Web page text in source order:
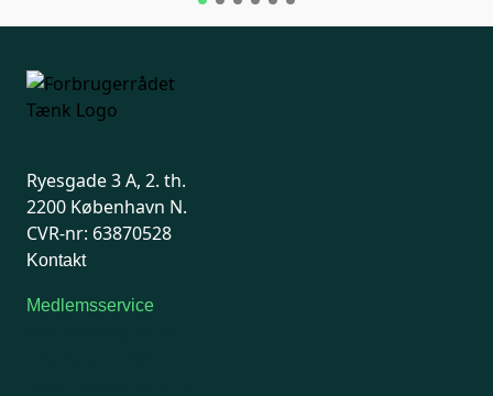
Ryesgade 3 A, 2. th.
2200 København N.
CVR-nr: 63870528
Kontakt
Medlemsservice